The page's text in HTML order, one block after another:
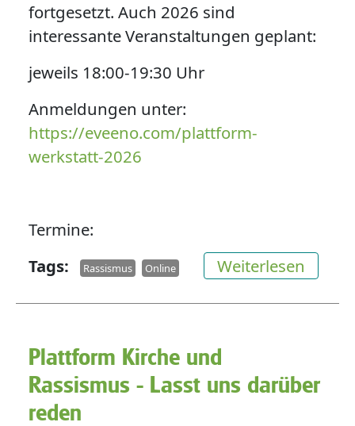
fortgesetzt. Auch 2026 sind
interessante Veranstaltungen geplant:
jeweils 18:00-19:30 Uhr
Anmeldungen unter:
https://eveeno.com/plattform-
werkstatt-2026
Termine:
Weiterlesen
Tags Rassismus Online
Plattform Kirche und
Rassismus - Lasst uns darüber
reden